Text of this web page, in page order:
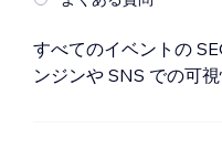
すべてのイベントの
ンジンや SNS での可